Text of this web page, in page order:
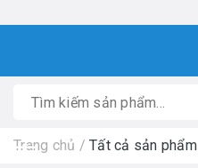
Trang chủ / Tất cả sản phẩm